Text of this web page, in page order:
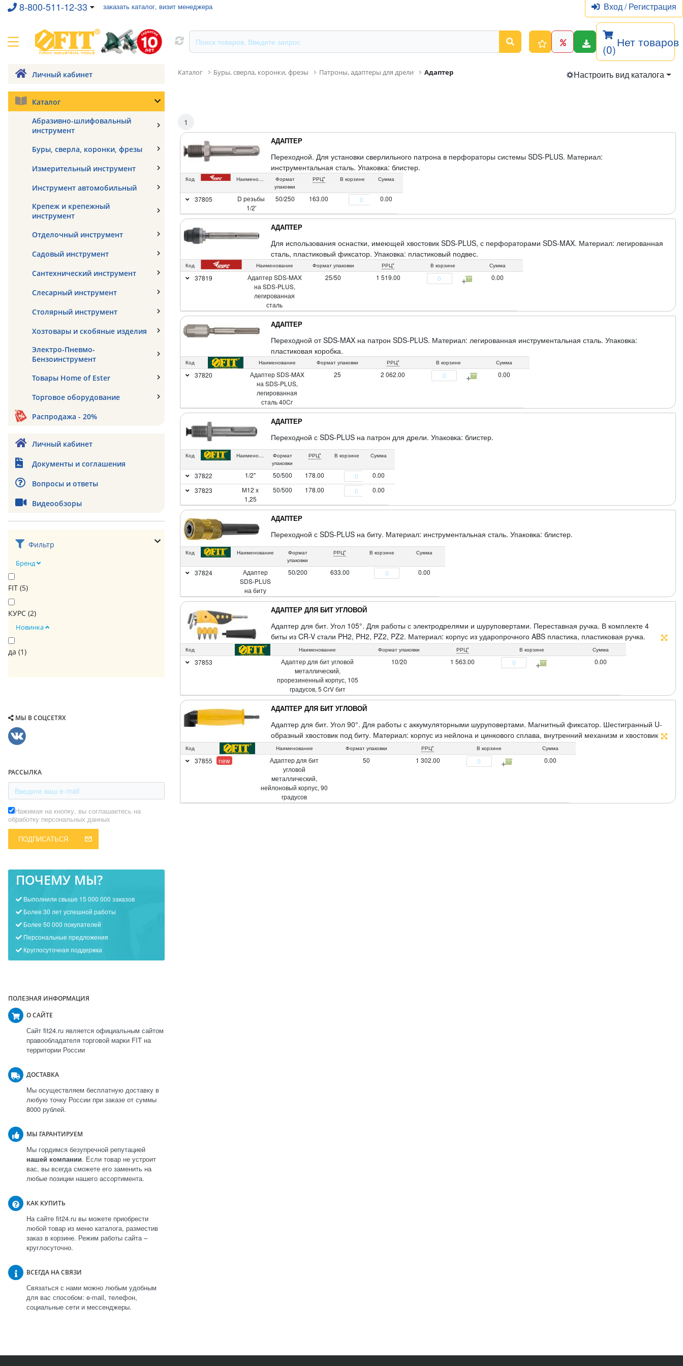
8-800-511-12-33 заказать каталог, визит менеджера Вход/Регистрация
(0)Нет товаров
Личный кабинет
Каталог
Абразивно-шлифовальный
инструмент
Буры, сверла, коронки, фрезы
Измерительный инструмент
Инструмент автомобильный
Крепеж и крепежный
инструмент
Отделочный инструмент
Садовый инструмент
Сантехнический инструмент
Слесарный инструмент
Столярный инструмент
Хозтовары и скобяные изделия
Электро-Пневмо-
Бензоинструмент
Товары Home of Ester
Торговое оборудование
Распродажа - 20%
Личный кабинет
Документы и соглашения
Вопросы и ответы
Видеообзоры
Фильтр
Бренд
FIT (5)
КУРС (2)
Новинка
да (1)
МЫ В СОЦСЕТЯХ
РАССЫЛКА
Нажимая на кнопку, вы соглашаетесь на
обработку персональных данных
ПОДПИСАТЬСЯ
ПОЧЕМУ МЫ?
Выполнили свыше 15 000 000 заказов
Более 30 лет успешной работы
Более 50 000 покупателей
Персональные предложения
Круглосуточная поддержка
ПОЛЕЗНАЯ ИНФОРМАЦИЯ
О САЙТЕ
Сайт fit24.ru является официальным сайтом
правообладателя торговой марки FIT на
территории России
ДОСТАВКА
Мы осуществляем бесплатную доставку в
любую точку России при заказе от суммы
8000 рублей.
МЫ ГАРАНТИРУЕМ
Мы гордимся безупречной репутацией
нашей компании. Если товар не устроит
вас, вы всегда сможете его заменить на
любые позиции нашего ассортимента.
КАК КУПИТЬ
На сайте fit24.ru вы можете приобрести
любой товар из меню каталога, разместив
заказ в корзине. Режим работы сайта –
круглосуточно.
ВСЕГДА НА СВЯЗИ
Связаться с нами можно любым удобным
для вас способом: e-mail, телефон,
социальные сети и мессенджеры.
Каталог Буры, сверла, коронки, фрезы Патроны, адаптеры для дрели Адаптер Настроить вид каталога
1
АДАПТЕР
Переходной. Для установки сверлильного патрона в перфораторы системы SDS-PLUS. Материал:
инструментальная сталь. Упаковка: блистер.
Код Наименование
Формат
упаковки
РРЦ* В корзине Сумма
37805
D резьбы
1/2'
50/250 163.00 0.00
АДАПТЕР
Для использования оснастки, имеющей хвостовик SDS-PLUS, с перфораторами SDS-MAX. Материал: легированная
сталь, пластиковый фиксатор. Упаковка: пластиковый подвес.
Код Наименование Формат упаковки РРЦ* В корзине Сумма
37819
Адаптер SDS-MAX
на SDS-PLUS,
легированная
сталь
25/50 1 519.00 0.00
АДАПТЕР
Переходной от SDS-MAX на патрон SDS-PLUS. Материал: легированная инструментальная сталь. Упаковка:
пластиковая коробка.
Код Наименование Формат упаковки РРЦ* В корзине Сумма
37820
Адаптер SDS-MAX
на SDS-PLUS,
легированная
сталь 40Cr
25 2 062.00 0.00
АДАПТЕР
Переходной с SDS-PLUS на патрон для дрели. Упаковка: блистер.
Код Наименование
Формат
упаковки
РРЦ* В корзине Сумма
37822 1/2" 50/500 178.00
0.00
37823
М12 х
1,25
50/500 178.00 0.00
АДАПТЕР
Переходной с SDS-PLUS на биту. Материал: инструментальная сталь. Упаковка: блистер.
Код Наименование
Формат
упаковки
РРЦ* В корзине Сумма
37824
Адаптер
SDS-PLUS
на биту
50/200 633.00 0.00
АДАПТЕР ДЛЯ БИТ УГЛОВОЙ
Адаптер для бит. Угол 105°. Для работы с электродрелями и шуруповертами. Переставная ручка. В комплекте 4
биты из CR-V стали PH2, PH2, PZ2, PZ2. Материал: корпус из ударопрочного ABS пластика, пластиковая ручка.
Упаковка: блистер.
Код Наименование Формат упаковки РРЦ* В корзине Сумма
37853
Адаптер для бит угловой
металлический,
прорезиненный корпус, 105
градусов, 5 CrV бит
10/20 1 563.00 0.00
АДАПТЕР ДЛЯ БИТ УГЛОВОЙ
Адаптер для бит. Угол 90°. Для работы с аккумуляторными шуруповертами. Магнитный фиксатор. Шестигранный U-
образный хвостовик под биту. Материал: корпус из нейлона и цинкового сплава, внутренний механизм и хвостовик
из инструментальной стали. Упаковка: блистер.
Код Наименование Формат упаковки РРЦ* В корзине Сумма
37855 new
Адаптер для бит
угловой
металлический,
нейлоновый корпус, 90
градусов
50 1 302.00 0.00